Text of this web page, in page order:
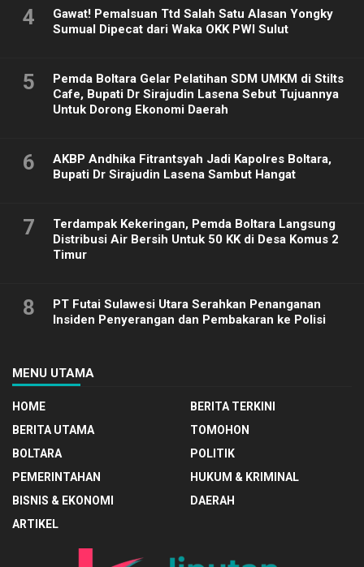
4
Gawat! Pemalsuan Ttd Salah Satu Alasan Yongky
Sumual Dipecat dari Waka OKK PWI Sulut
5
Pemda Boltara Gelar Pelatihan SDM UMKM di Stilts
Cafe, Bupati Dr Sirajudin Lasena Sebut Tujuannya
Untuk Dorong Ekonomi Daerah
6
AKBP Andhika Fitrantsyah Jadi Kapolres Boltara,
Bupati Dr Sirajudin Lasena Sambut Hangat
7
Terdampak Kekeringan, Pemda Boltara Langsung
Distribusi Air Bersih Untuk 50 KK di Desa Komus 2
Timur
8
PT Futai Sulawesi Utara Serahkan Penanganan
Insiden Penyerangan dan Pembakaran ke Polisi
MENU UTAMA
HOME
BERITA TERKINI
BERITA UTAMA
TOMOHON
BOLTARA
POLITIK
PEMERINTAHAN
HUKUM & KRIMINAL
BISNIS & EKONOMI
DAERAH
ARTIKEL